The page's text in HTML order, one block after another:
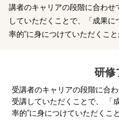
講者のキャリアの段階に合わせ
していただくことで、「成果
率的”に身につけていただくこと
研修
受講者のキャリアの段階に合
受講していただくことで、
「
率的”に身につけていただくこ